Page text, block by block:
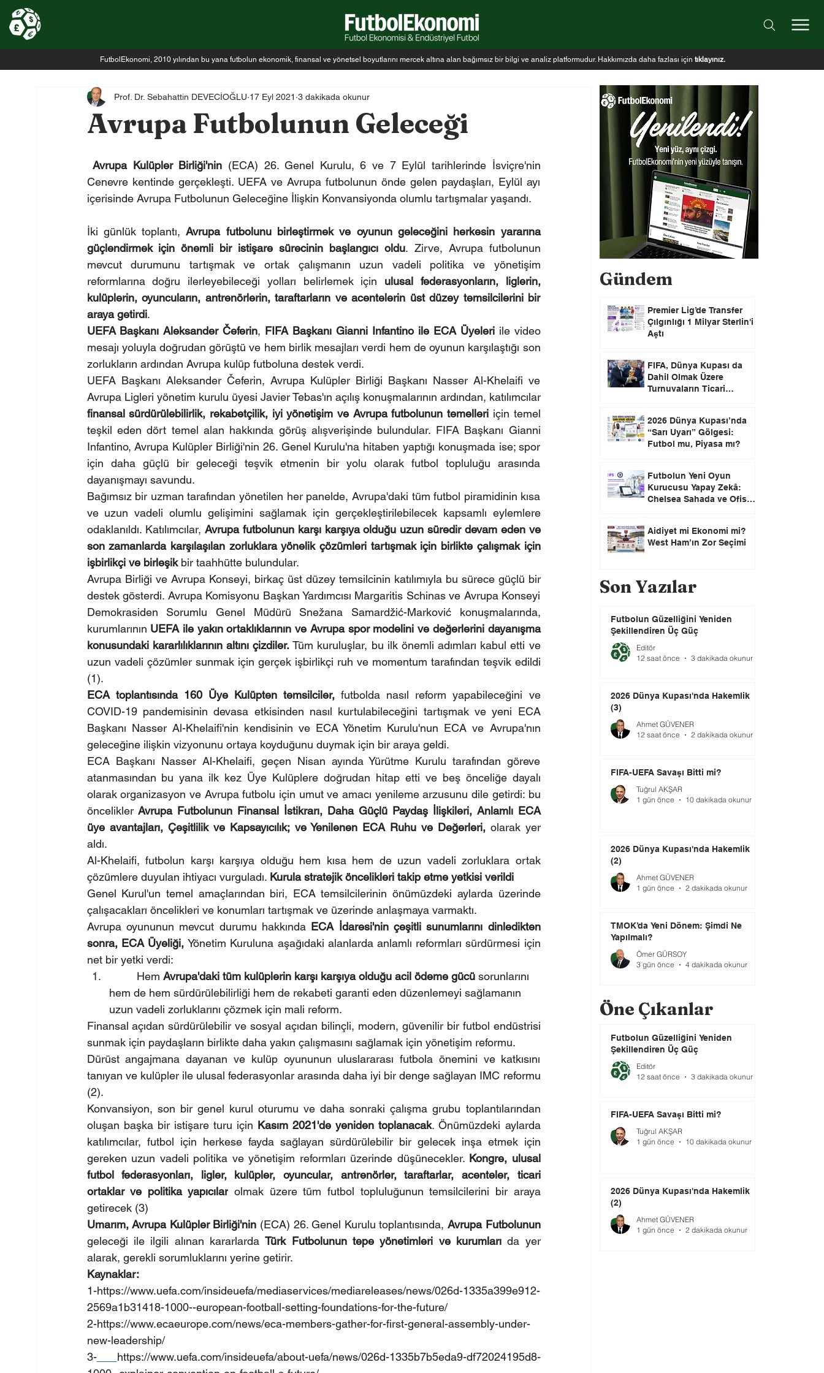
FutbolEkonomi, 2010 yılından bu yana futbolun ekonomik, finansal ve yönetsel boyutlarını mercek altına alan bağımsız bir bilgi ve analiz platformudur. Hakkımızda daha fazlası için tıklayınız.
Avrupa Futbolunun Geleceği
Prof. Dr. Sebahattin DEVECİOĞLU 17 Eyl 2021 3 dakikada okunur
Avrupa Kulüpler Birliği'nin (ECA) 26. Genel Kurulu, 6 ve 7 Eylül tarihlerinde İsviçre'nin
Cenevre kentinde gerçekleşti. UEFA ve Avrupa futbolunun önde gelen paydaşları, Eylül ayı
içerisinde Avrupa Futbolunun Geleceğine İlişkin Konvansiyonda olumlu tartışmalar yaşandı.
İki günlük toplantı, Avrupa futbolunu birleştirmek ve oyunun geleceğini herkesin yararına
güçlendirmek için önemli bir istişare sürecinin başlangıcı oldu. Zirve, Avrupa futbolunun
mevcut durumunu tartışmak ve ortak çalışmanın uzun vadeli politika ve yönetişim
reformlarına doğru ilerleyebileceği yolları belirlemek için ulusal federasyonların, liglerin,
kulüplerin, oyuncuların, antrenörlerin, taraftarların ve acentelerin üst düzey temsilcilerini bir
araya getirdi.
UEFA Başkanı Aleksander Čeferin, FIFA Başkanı Gianni Infantino ile ECA Üyeleri ile video
mesajı yoluyla doğrudan görüştü ve hem birlik mesajları verdi hem de oyunun karşılaştığı son
zorlukların ardından Avrupa kulüp futboluna destek verdi.
UEFA Başkanı Aleksander Čeferin, Avrupa Kulüpler Birliği Başkanı Nasser Al-Khelaifi ve
Avrupa Ligleri yönetim kurulu üyesi Javier Tebas'ın açılış konuşmalarının ardından, katılımcılar
finansal sürdürülebilirlik, rekabetçilik, iyi yönetişim ve Avrupa futbolunun temelleri için temel
teşkil eden dört temel alan hakkında görüş alışverişinde bulundular. FIFA Başkanı Gianni
Infantino, Avrupa Kulüpler Birliği'nin 26. Genel Kurulu'na hitaben yaptığı konuşmada ise; spor
için daha güçlü bir geleceği teşvik etmenin bir yolu olarak futbol topluluğu arasında
dayanışmayı savundu.
Bağımsız bir uzman tarafından yönetilen her panelde, Avrupa'daki tüm futbol piramidinin kısa
ve uzun vadeli olumlu gelişimini sağlamak için gerçekleştirilebilecek kapsamlı eylemlere
odaklanıldı. Katılımcılar, Avrupa futbolunun karşı karşıya olduğu uzun süredir devam eden ve
son zamanlarda karşılaşılan zorluklara yönelik çözümleri tartışmak için birlikte çalışmak için
işbirlikçi ve birleşik bir taahhütte bulundular.
Avrupa Birliği ve Avrupa Konseyi, birkaç üst düzey temsilcinin katılımıyla bu sürece güçlü bir
destek gösterdi. Avrupa Komisyonu Başkan Yardımcısı Margaritis Schinas ve Avrupa Konseyi
Demokrasiden Sorumlu Genel Müdürü Snežana Samardžić-Marković konuşmalarında,
kurumlarının UEFA ile yakın ortaklıklarının ve Avrupa spor modelini ve değerlerini dayanışma
konusundaki kararlılıklarının altını çizdiler. Tüm kuruluşlar, bu ilk önemli adımları kabul etti ve
uzun vadeli çözümler sunmak için gerçek işbirlikçi ruh ve momentum tarafından teşvik edildi
(1).
ECA toplantısında 160 Üye Kulüpten temsilciler, futbolda nasıl reform yapabileceğini ve
COVID-19 pandemisinin devasa etkisinden nasıl kurtulabileceğini tartışmak ve yeni ECA
Başkanı Nasser Al-Khelaifi'nin kendisinin ve ECA Yönetim Kurulu'nun ECA ve Avrupa'nın
geleceğine ilişkin vizyonunu ortaya koyduğunu duymak için bir araya geldi.
ECA Başkanı Nasser Al-Khelaifi, geçen Nisan ayında Yürütme Kurulu tarafından göreve
atanmasından bu yana ilk kez Üye Kulüplere doğrudan hitap etti ve beş önceliğe dayalı
olarak organizasyon ve Avrupa futbolu için umut ve amacı yenileme arzusunu dile getirdi: bu
öncelikler Avrupa Futbolunun Finansal İstikrarı, Daha Güçlü Paydaş İlişkileri, Anlamlı ECA
üye avantajları, Çeşitlilik ve Kapsayıcılık; ve Yenilenen ECA Ruhu ve Değerleri, olarak yer
aldı.
Al-Khelaifi, futbolun karşı karşıya olduğu hem kısa hem de uzun vadeli zorluklara ortak
çözümlere duyulan ihtiyacı vurguladı. Kurula stratejik öncelikleri takip etme yetkisi verildi
Genel Kurul'un temel amaçlarından biri, ECA temsilcilerinin önümüzdeki aylarda üzerinde
çalışacakları öncelikleri ve konumları tartışmak ve üzerinde anlaşmaya varmaktı.
Avrupa oyununun mevcut durumu hakkında ECA İdaresi'nin çeşitli sunumlarını dinledikten
sonra, ECA Üyeliği, Yönetim Kuruluna aşağıdaki alanlarda anlamlı reformları sürdürmesi için
net bir yetki verdi:
Hem Avrupa'daki tüm kulüplerin karşı karşıya olduğu acil ödeme gücü sorunlarını
hem de hem sürdürülebilirliği hem de rekabeti garanti eden düzenlemeyi sağlamanın
uzun vadeli zorluklarını çözmek için mali reform.
Finansal açıdan sürdürülebilir ve sosyal açıdan bilinçli, modern, güvenilir bir futbol endüstrisi
sunmak için paydaşların birlikte daha yakın çalışmasını sağlamak için yönetişim reformu.
Dürüst angajmana dayanan ve kulüp oyununun uluslararası futbola önemini ve katkısını
tanıyan ve kulüpler ile ulusal federasyonlar arasında daha iyi bir denge sağlayan IMC reformu
(2).
Konvansiyon, son bir genel kurul oturumu ve daha sonraki çalışma grubu toplantılarından
oluşan başka bir istişare turu için Kasım 2021'de yeniden toplanacak. Önümüzdeki aylarda
katılımcılar, futbol için herkese fayda sağlayan sürdürülebilir bir gelecek inşa etmek için
gereken uzun vadeli politika ve yönetişim reformları üzerinde düşünecekler. Kongre, ulusal
futbol federasyonları, ligler, kulüpler, oyuncular, antrenörler, taraftarlar, acenteler, ticari
ortaklar ve politika yapıcılar olmak üzere tüm futbol topluluğunun temsilcilerini bir araya
getirecek (3)
Umarım, Avrupa Kulüpler Birliği'nin (ECA) 26. Genel Kurulu toplantısında, Avrupa Futbolunun
geleceği ile ilgili alınan kararlarda Türk Futbolunun tepe yönetimleri ve kurumları da yer
alarak, gerekli sorumluklarını yerine getirir.
Kaynaklar:
1-https://www.uefa.com/insideuefa/mediaservices/mediareleases/news/026d-1335a399e912-
2569a1b31418-1000--european-football-setting-foundations-for-the-future/
2-https://www.ecaeurope.com/news/eca-members-gather-for-first-general-assembly-under-
new-leadership/
3-
https://www.uefa.com/insideuefa/about-uefa/news/026d-1335b7b5eda9-df72024195d8-
Gündem
Premier Lig’de Transfer
Çılgınlığı 1 Milyar Sterlin'i
Aştı
FIFA, Dünya Kupası da
Dahil Olmak Üzere
Turnuvaların Ticari
2026 Dünya Kupası’nda
“Sarı Uyarı” Gölgesi:
Futbol mu, Piyasa mı?
Futbolun Yeni Oyun
Kurucusu Yapay Zekâ:
Chelsea Sahada ve Ofiste
Aidiyet mi Ekonomi mi?
West Ham’ın Zor Seçimi
Son Yazılar
Futbolun Güzelliğini Yeniden
Şekillendiren Üç Güç
Editör
12 saat önce
3 dakikada okunur
2026 Dünya Kupası'nda Hakemlik
(3)
Ahmet GÜVENER
12 saat önce
2 dakikada okunur
FIFA-UEFA Savaşı Bitti mi?
Tuğrul AKŞAR
1 gün önce
10 dakikada okunur
2026 Dünya Kupası'nda Hakemlik
(2)
Ahmet GÜVENER
1 gün önce
2 dakikada okunur
TMOK’da Yeni Dönem: Şimdi Ne
Yapılmalı?
Ömer GÜRSOY
3 gün önce
4 dakikada okunur
Öne Çıkanlar
Futbolun Güzelliğini Yeniden
Şekillendiren Üç Güç
Editör
12 saat önce
3 dakikada okunur
FIFA-UEFA Savaşı Bitti mi?
Tuğrul AKŞAR
1 gün önce
10 dakikada okunur
2026 Dünya Kupası'nda Hakemlik
(2)
Ahmet GÜVENER
1 gün önce
2 dakikada okunur